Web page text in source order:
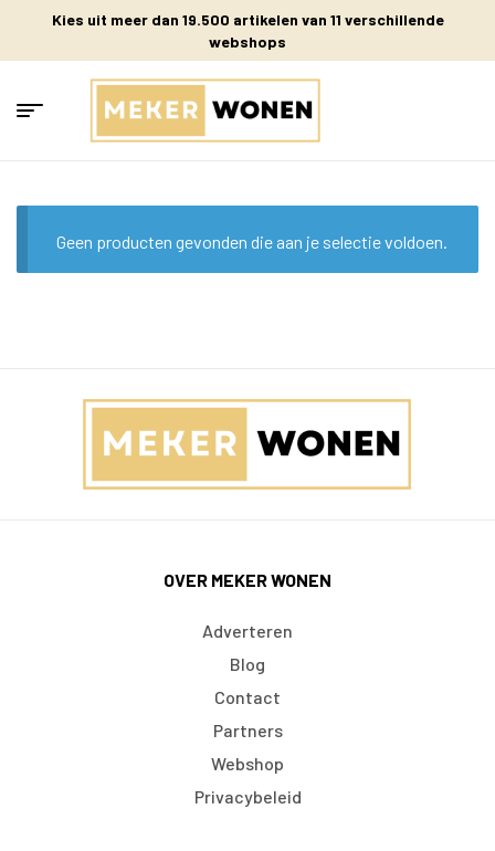
Kies uit meer dan 19.500 artikelen van 11 verschillende
webshops
Geen producten gevonden die aan je selectie voldoen.
OVER MEKER WONEN
Adverteren
Blog
Contact
Partners
Webshop
Privacybeleid